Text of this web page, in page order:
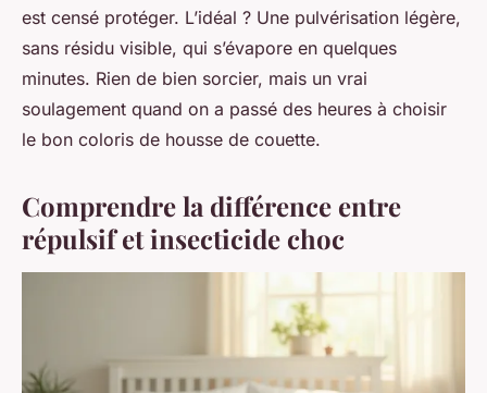
est censé protéger. L’idéal ? Une pulvérisation légère,
sans résidu visible, qui s’évapore en quelques
minutes. Rien de bien sorcier, mais un vrai
soulagement quand on a passé des heures à choisir
le bon coloris de housse de couette.
Comprendre la différence entre
répulsif et insecticide choc